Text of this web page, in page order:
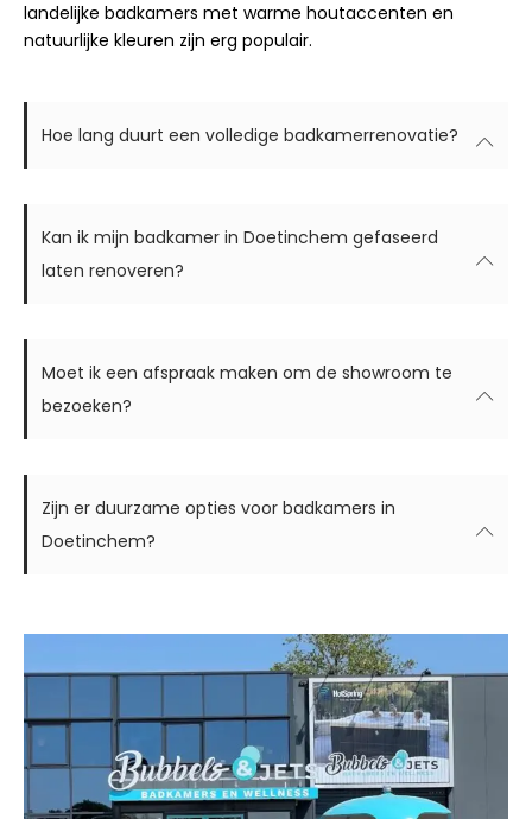
landelijke badkamers met warme houtaccenten en
natuurlijke kleuren zijn erg populair.
Hoe lang duurt een volledige badkamerrenovatie?
Kan ik mijn badkamer in Doetinchem gefaseerd
laten renoveren?
Moet ik een afspraak maken om de showroom te
bezoeken?
Zijn er duurzame opties voor badkamers in
Doetinchem?